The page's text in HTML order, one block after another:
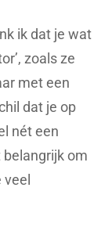
ik dat je wat
zoals ze
met een
dat je op
nét een
om